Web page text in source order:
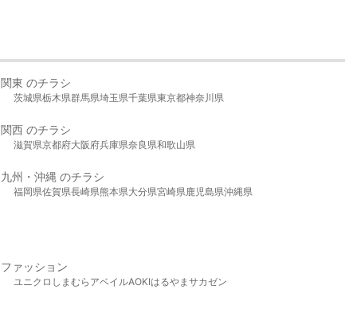
関東 のチラシ
茨城県栃木県群馬県埼玉県千葉県東京都神奈川県
関西 のチラシ
滋賀県京都府大阪府兵庫県奈良県和歌山県
九州・沖縄 のチラシ
福岡県佐賀県長崎県熊本県大分県宮崎県鹿児島県沖縄県
ファッション
ユニクロ しまむら アベイルAOKIはるやま サカゼン